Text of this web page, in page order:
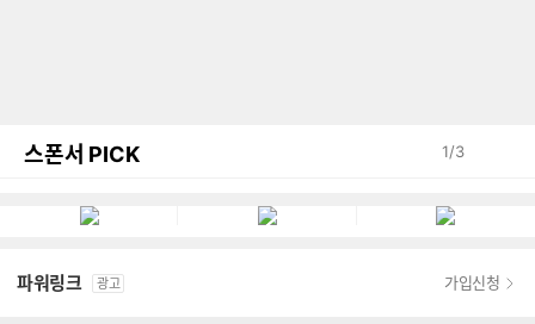
스폰서 PICK 1/3
파워링크 광고 가입신청